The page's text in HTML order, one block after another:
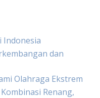
Indonesia
dan
Olahraga Ekstrem
Renang,